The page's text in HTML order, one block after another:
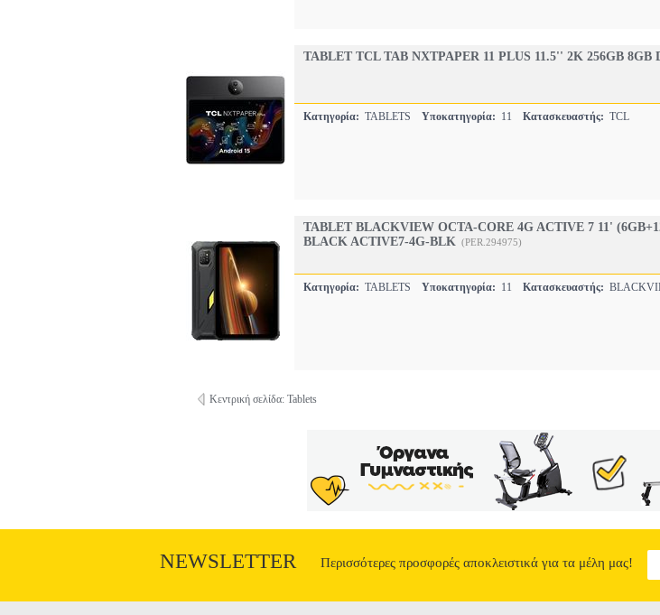
TABLET TCL TAB NXTPAPER 11 PLUS 11.5'' 2K 256GB 8GB
Κατηγορία: TABLETS Υποκατηγορία: 11 Κατασκευαστής: TCL
TABLET BLACKVIEW OCTA-CORE 4G ACTIVE 7 11'
BLACK ACTIVE7-4G-BLK (PER.294975)
Κατηγορία: TABLETS Υποκατηγορία: 11 Κατασκευαστής:
Κεντρική σελίδα: Tablets
NEWSLETTER Περισσότερες προσφορές αποκλειστικά για τα μέλη μας!